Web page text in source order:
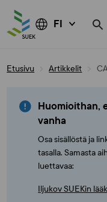
FI
Etusivu Artikkelit
Huomioithan,
vanha
Osa sisällöstä ja
tasalla. Samasta
luettavaa:
Iljukov SUEKin